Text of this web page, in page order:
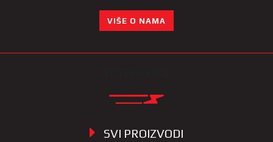
VIŠE O NAMA
SVI PROIZVODI